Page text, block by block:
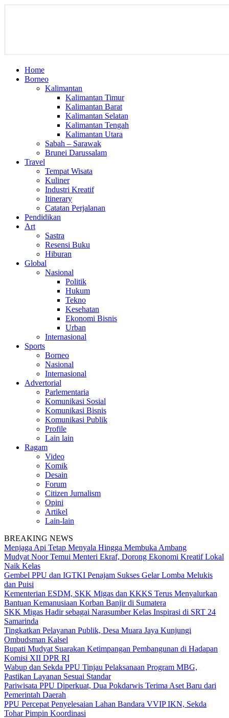
Home
Borneo
Kalimantan
Kalimantan Timur
Kalimantan Barat
Kalimantan Selatan
Kalimantan Tengah
Kalimantan Utara
Sabah – Sarawak
Brunei Darussalam
Travel
Tempat Wisata
Kuliner
Industri Kreatif
Itinerary
Catatan Perjalanan
Pendidikan
Art
Sastra
Resensi Buku
Hiburan
Global
Nasional
Politik
Hukum
Tekno
Kesehatan
Ekonomi Bisnis
Urban
Internasional
Sports
Borneo
Nasional
Internasional
Advertorial
Parlementaria
Komunikasi Sosial
Komunikasi Bisnis
Komunikasi Publik
Profile
Lain lain
Ragam
Video
Komik
Desain
Forum
Citizen Jurnalism
Opini
Artikel
Lain-lain
BREAKING NEWS
Menjaga Api Tetap Menyala Hingga Membuka Ambang
Mudyat Noor Temui Menteri Ekraf, Dorong Ekonomi Kreatif Lokal
Naik Kelas
Gembel PPU dan IGTKI Penajam Sukses Gelar Lomba Melukis
dan Puisi
Kementerian ESDM, SKK Migas dan KKKS Terus Menyalurkan
Bantuan Kemanusiaan Korban Banjir di Sumatera
SKK Migas Hadir sebagai Narasumber Kelas Inspirasi di SRT 24
Samarinda
Tingkatkan Pelayanan Publik, Desa Muara Jaya Kunjungi
Ombudsman Kalsel
Bupati Mudyat Suarakan Ketimpangan Pembangunan di Hadapan
Komisi XII DPR RI
Wabup dan Sekda PPU Tinjau Pelaksanaan Program MBG,
Pastikan Layanan Sesuai Standar
Pariwisata PPU Diperkuat, Dua Pokdarwis Terima Aset Baru dari
Pemerintah Daerah
PPU Percepat Penyelesaian Lahan Bandara VVIP IKN, Sekda
Tohar Pimpin Koordinasi